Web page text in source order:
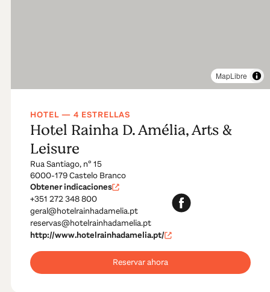
HOTEL — 4 ESTRELLAS
Hotel Rainha D. Amélia, Arts &
Leisure
Rua Santiago, nº 15
6000-179 Castelo Branco
Obtener indicaciones
+351 272 348 800
geral@hotelrainhadamelia.pt
reservas@hotelrainhadamelia.pt
http://www.hotelrainhadamelia.pt/
Reservar ahora
MapLibre